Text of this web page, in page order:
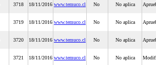
3718 18/11/2016 www.temuco.cl No No aplica
3719 18/11/2016 www.temuco.cl No No aplica
3720 18/11/2016 www.temuco.cl No No aplica
3721 18/11/2016 www.temuco.cl No No aplica